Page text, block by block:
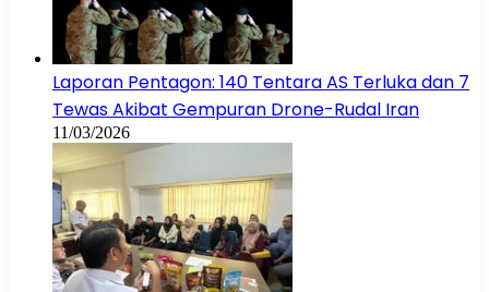
Laporan Pentagon: 140 Tentara AS Terluka dan 7
Tewas Akibat Gempuran Drone-Rudal Iran
11/03/2026